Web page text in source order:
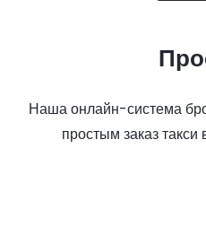
Наша онлайн-система
простым заказ